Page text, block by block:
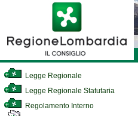
Legge Regionale
Legge Regionale Statutaria
Regolamento Interno